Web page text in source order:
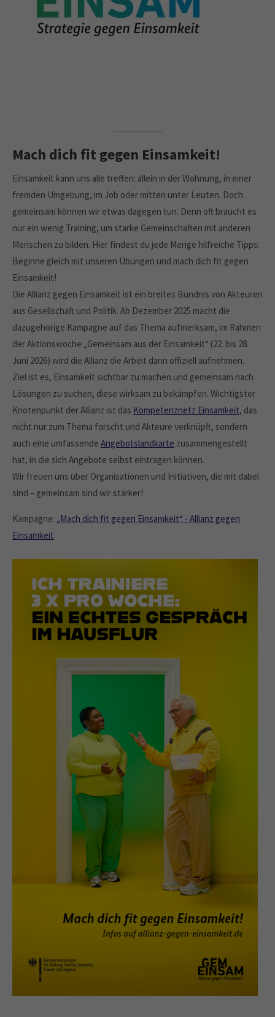
Mach dich fit gegen Einsamkeit!
Einsamkeit kann uns alle treffen: allein in der Wohnung, in einer
fremden Umgebung, im Job oder mitten unter Leuten. Doch
gemeinsam können wir etwas dagegen tun. Denn oft braucht es
nur ein wenig Training, um starke Gemeinschaften mit anderen
Menschen zu bilden. Hier findest du jede Menge hilfreiche Tipps:
Beginne gleich mit unseren Übungen und mach dich fit gegen
Einsamkeit!
Die Allianz gegen Einsamkeit ist ein breites Bündnis von Akteuren
aus Gesellschaft und Politik. Ab Dezember 2025 macht die
dazugehörige Kampagne auf das Thema aufmerksam, im Rahmen
der Aktionswoche „Gemeinsam aus der Einsamkeit“ (22. bis 28.
Juni 2026) wird die Allianz die Arbeit dann offiziell aufnehmen.
Ziel ist es, Einsamkeit sichtbar zu machen und gemeinsam nach
Lösungen zu suchen, diese wirksam zu bekämpfen. Wichtigster
Knotenpunkt der Allianz ist das Kompetenznetz Einsamkeit, das
nicht nur zum Thema forscht und Akteure verknüpft, sondern
auch eine umfassende Angebotslandkarte zusammengestellt
hat, in die sich Angebote selbst eintragen können.
Wir freuen uns über Organisationen und Initiativen, die mit dabei
sind – gemeinsam sind wir stärker!
Kampagne: „Mach dich fit gegen Einsamkeit“ - Allianz gegen
Einsamkeit